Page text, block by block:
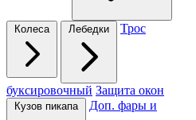
Колеса Лебедки Трос
буксировочный Защита окон
Кузов пикапа Доп. фары и